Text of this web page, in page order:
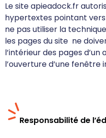
Le site apieadock.fr
hypertextes pointant vers
ne pas utiliser la
les pages du site ne
l’intérieur des pages
l’ouverture d’une fenêtre
Responsabilité de